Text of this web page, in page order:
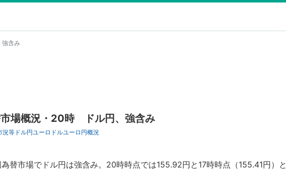
含み
市場概況・20時 ドル円、強含み
況等 ドル円ユーロドルユーロ円概況
替市場でドル円は強含み。20時時点では155.92円と17時時点（155.41円）